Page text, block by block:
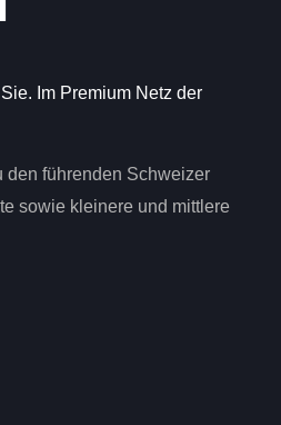
Im Premium Netz der
den führenden Schweizer
sowie kleinere und mittlere